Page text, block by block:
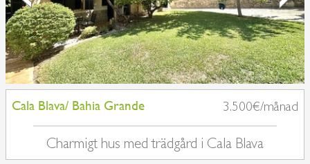
Cala Blava/ Bahia Grande 3.500€/månad
Charmigt hus med trädgård i Cala Blava